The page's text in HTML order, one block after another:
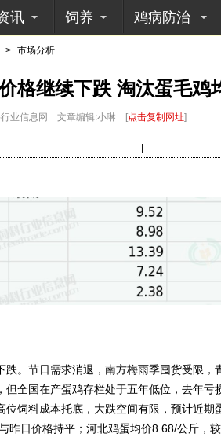
讯 饲养 鸡病防治
> 市场分析
格继续下跌 淘汰蛋毛鸡
业信息网 文章编辑:小琳 [点击复制网址]
。节日需求消退，南方梅雨季囤货受限，
但全国在产蛋鸡存栏处于五年低位，去年
位饲料成本托底，大跌空间有限，预计近期
昨日价格持平；河北鸡蛋均价8.68/公斤，